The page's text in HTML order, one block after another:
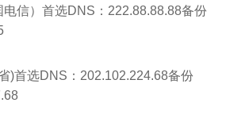
信）首选DNS：222.88.88.88备份
)首选DNS：202.102.224.68备份